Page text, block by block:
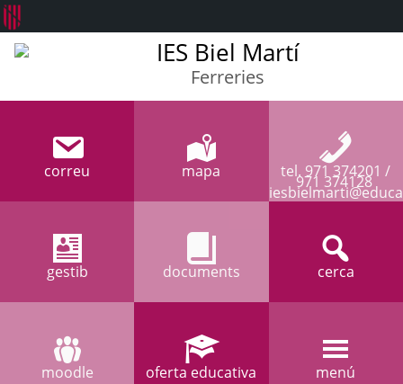
IES Biel Martí
Ferreries
correu mapa tel. 971 374201 /
971 374128
gestib documents cerca
moodle oferta educativa menú